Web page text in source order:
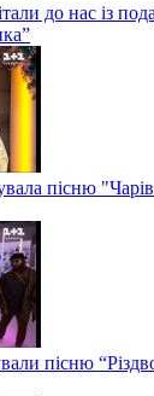
до нас із
пісню
пісню